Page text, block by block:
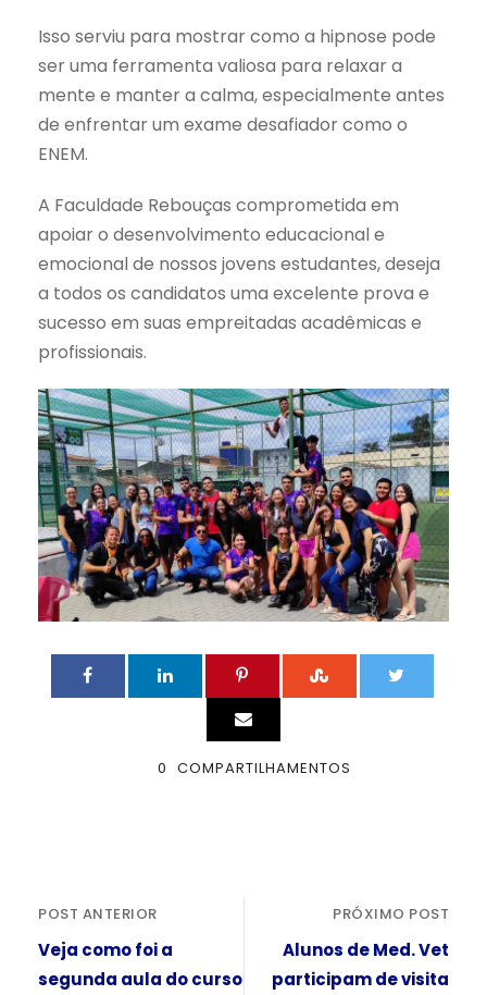
Isso serviu para mostrar como a hipnose pode
ser uma ferramenta valiosa para relaxar a
mente e manter a calma, especialmente antes
de enfrentar um exame desafiador como o
ENEM.
A Faculdade Rebouças comprometida em
apoiar o desenvolvimento educacional e
emocional de nossos jovens estudantes, deseja
a todos os candidatos uma excelente prova e
sucesso em suas empreitadas acadêmicas e
profissionais.
0 COMPARTILHAMENTOS
POST ANTERIOR
Veja como foi a
segunda aula do curso
PRÓXIMO POST
Alunos de Med. Vet
participam de visita